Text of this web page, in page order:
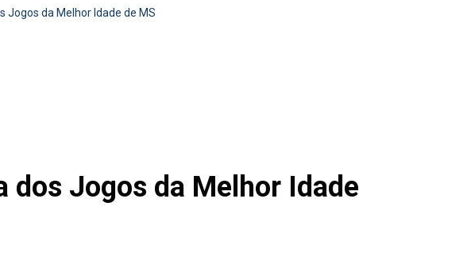
Jogos da Melhor Idade de MS
dos Jogos da Melhor Idade